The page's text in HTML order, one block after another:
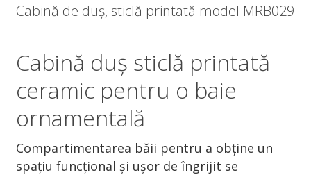
Cabină de duș, sticlă printată model MRB029
Cabină duș sticlă printată
ceramic pentru o baie
ornamentală
Compartimentarea băii pentru a obține un
spațiu funcțional și ușor de îngrijit se